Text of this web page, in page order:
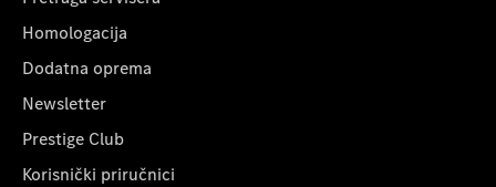
Homologacija
Dodatna oprema
Newsletter
Prestige Club
Korisnički priručnici